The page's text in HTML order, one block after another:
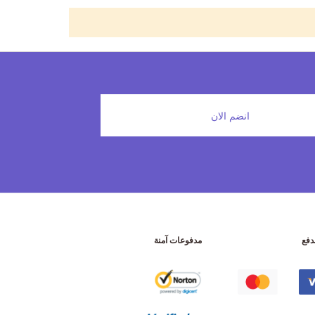
انضم الان
مدفوعات آمنة